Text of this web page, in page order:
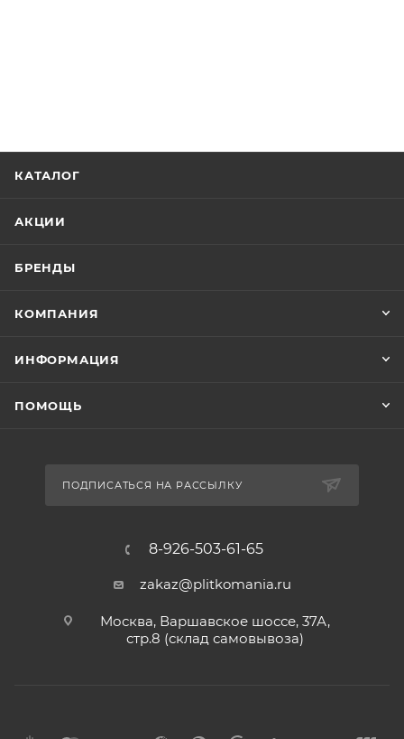
КАТАЛОГ
АКЦИИ
БРЕНДЫ
КОМПАНИЯ
ИНФОРМАЦИЯ
ПОМОЩЬ
ПОДПИСАТЬСЯ НА РАССЫЛКУ
8-926-503-61-65
zakaz@plitkomania.ru
Москва, Варшавское шоссе, 37А,
стр.8 (склад самовывоза)